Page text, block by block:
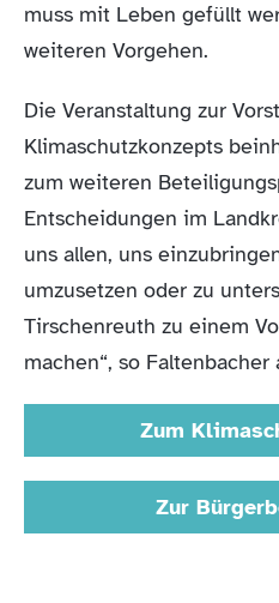
muss mit Leben gefüllt
weiteren Vorgehen.
Die Veranstaltung zur
Klimaschutzkonzepts
zum weiteren
Entscheidungen im
uns allen, uns
umzusetzen oder zu
Tirschenreuth zu einem
machen“, so
Zum
Zur